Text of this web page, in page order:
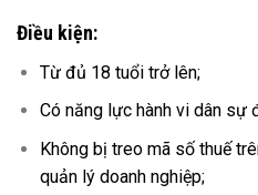
Điều kiện:
Từ đủ 18 tuổi trở lên;
Có năng lực hành vi dân sự
Không bị treo mã số thuế
quản lý doanh nghiệp;